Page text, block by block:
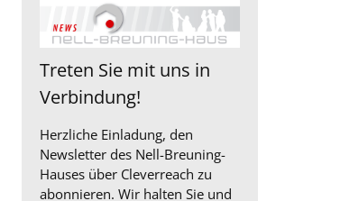
Treten Sie mit uns in
Verbindung!
Herzliche Einladung, den
Newsletter des Nell-Breuning-
Hauses über Cleverreach zu
abonnieren. Wir halten Sie und